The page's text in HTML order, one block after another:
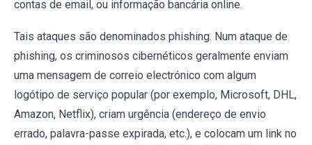
contas de email, ou informação bancária online.
Tais ataques são denominados phishing. Num ataque de
phishing, os criminosos cibernéticos geralmente enviam
uma mensagem de correio electrónico com algum
logótipo de serviço popular (por exemplo, Microsoft, DHL,
Amazon, Netflix), criam urgência (endereço de envio
errado, palavra-passe expirada, etc.), e colocam um link no